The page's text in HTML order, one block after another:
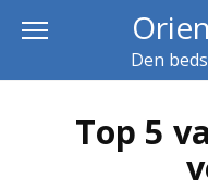
content
Den
Top 5